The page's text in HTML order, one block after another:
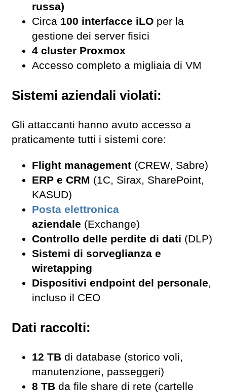
russa)
Circa 100 interfacce iLO per la
gestione dei server fisici
4 cluster Proxmox
Accesso completo a migliaia di VM
Sistemi aziendali violati:
Gli attaccanti hanno avuto accesso a
praticamente tutti i sistemi core:
Flight management (CREW, Sabre)
ERP e CRM (1C, Sirax, SharePoint,
KASUD)
Posta elettronica
aziendale (Exchange)
Controllo delle perdite di dati (DLP)
Sistemi di sorveglianza e
wiretapping
Dispositivi endpoint del personale,
incluso il CEO
Dati raccolti:
12 TB di database (storico voli,
manutenzione, passeggeri)
8 TB da file share di rete (cartelle